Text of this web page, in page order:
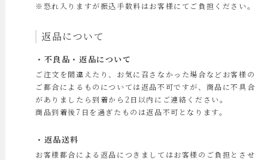
※恐れ入りますが振込手数料はお客様にてご負担ください。
返品について
不良品・返品について
ご注文を間違えたり、お気に召さなかった場合などお客様の
ご都合によるものについては返品不可ですが、商品に不具合
がありましたら到着から2日以内にご連絡ください。
商品到着後7日を過ぎたものは返品不可となります。
返品送料
お客様都合による返品につきましてはお客様のご負担とさせ